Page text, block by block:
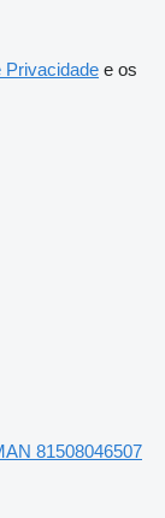
Privacidade e os
81508046507